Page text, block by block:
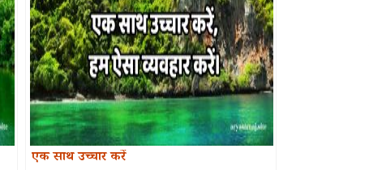
एक साथ उच्चार करें